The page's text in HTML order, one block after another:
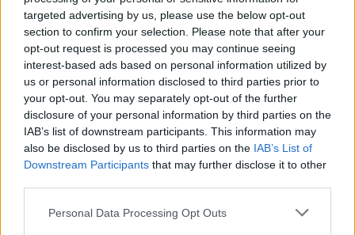
targeted advertising by us, please use the below opt-out
section to confirm your selection. Please note that after your
opt-out request is processed you may continue seeing
interest-based ads based on personal information utilized by
us or personal information disclosed to third parties prior to
your opt-out. You may separately opt-out of the further
disclosure of your personal information by third parties on the
IAB’s list of downstream participants. This information may
also be disclosed by us to third parties on the IAB’s List of
Downstream Participants that may further disclose it to other
Personal Data Processing Opt Outs
Sono stati denunciati dagli
agenti del Commissariato Villa
Glori, diretto dal Giuseppe
Rubino, due «baby truffatori».
26/02/2012
In caserma altri due baby bulli